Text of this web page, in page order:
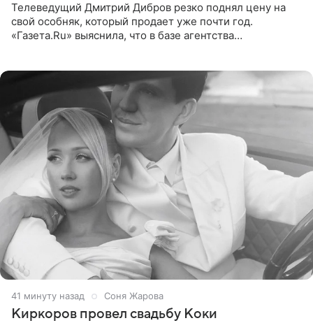
Телеведущий Дмитрий Дибров резко поднял цену на
свой особняк, который продает уже почти год.
«Газета.Ru» выяснила, что в базе агентства
41 минуту назад Соня Жарова
Киркоров провел свадьбу Коки